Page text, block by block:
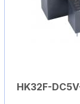
HK32F-